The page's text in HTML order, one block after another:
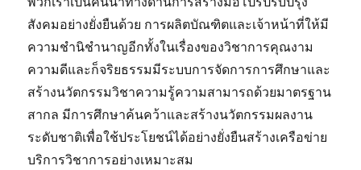
สังคมอย่างยั่งยืนด้วย การผลิตบัณฑิตและเจ้าหน้าที่ให้มี
ความชำนิชำนาญอีกทั้งในเรื่องของวิชาการคุณงาม
ความดีและก็จริยธรรมมีระบบการจัดการการศึกษาและ
สร้างนวัตกรรมวิชาความรู้ความสามารถด้วยมาตรฐาน
สากล มีการศึกษาค้นคว้าและสร้างนวัตกรรมผลงาน
ระดับชาติเพื่อใช้ประโยชน์ได้อย่างยั่งยืนสร้างเครือข่าย
บริการวิชาการอย่างเหมาะสม